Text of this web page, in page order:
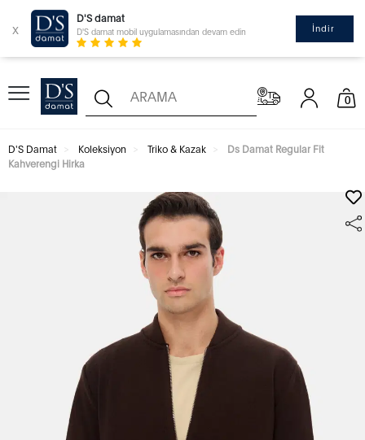
x
D'S damat
D'S damat mobil uygulamasından devam edin İndir
0
D'S Damat Koleksiyon Triko & Kazak
Ds Damat Regular Fit
Kahverengi Hirka